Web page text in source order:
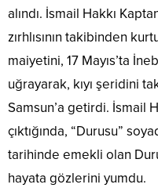
alındı. İsmail Hakkı
zırhlısının takibinden
maiyetini, 17 Mayıs’ta
uğrayarak, kıyı şeridini
Samsun’a getirdi. İsmail
çıktığında, “Durusu”
tarihinde emekli olan
hayata gözlerini yumdu.